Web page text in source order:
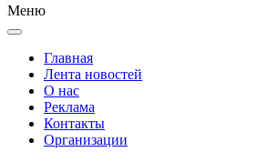
Меню
Главная
Лента новостей
О нас
Реклама
Контакты
Организации